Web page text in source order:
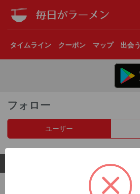
タイムライン クーポン マップ 出会う
フォロー
ユーザー
© 2017 Clear Inc.